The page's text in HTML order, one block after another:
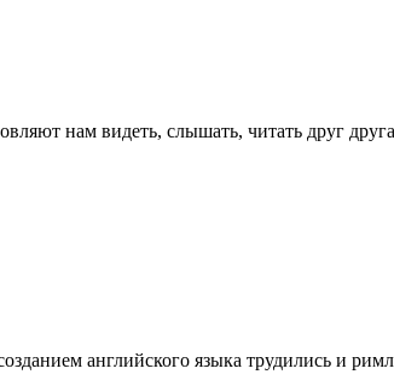
нам видеть, слышать, читать друг
английского языка трудились и